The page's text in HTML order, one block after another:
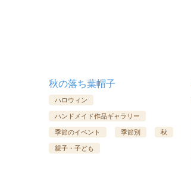
秋の落ち葉帽子
ハロウィン
ハンドメイド作品ギャラリー
季節のイベント 季節別 秋
親子・子ども